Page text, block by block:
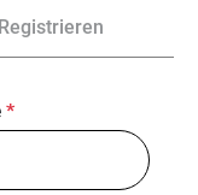
*
Registrieren